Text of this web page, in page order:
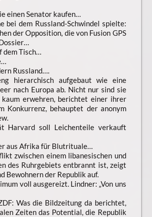
einen Senator kaufen…
dem Russland-Schwindel spielte:
der Opposition, die von Fusion GPS
dem Tisch…
Russland….
hierarchisch aufgebaut wie eine
nach Europa ab. Nicht nur sind sie
erwehren, berichtet einer ihrer
Konkurrenz, behauptet der anonym
Harvard soll Leichenteile verkauft
aus Afrika für Blutrituale…
zwischen einem libanesischen und
des Ruhrgebiets entbrannt ist, zeigt
Bewohnern der Republik auf.
voll ausgereizt. Lindner: „Von uns
Was die Bildzeitung da berichtet,
Zeiten das Potential, die Republik